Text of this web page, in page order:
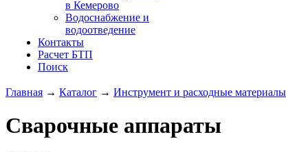
в Кемерово
Водоснабжение и
водоотведение
Контакты
Расчет БТП
Поиск
Главная → Каталог → Инструмент и расходные материалы
Сварочные аппараты